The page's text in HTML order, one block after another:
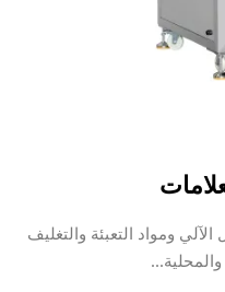
ومواد التعبئة والتغليف